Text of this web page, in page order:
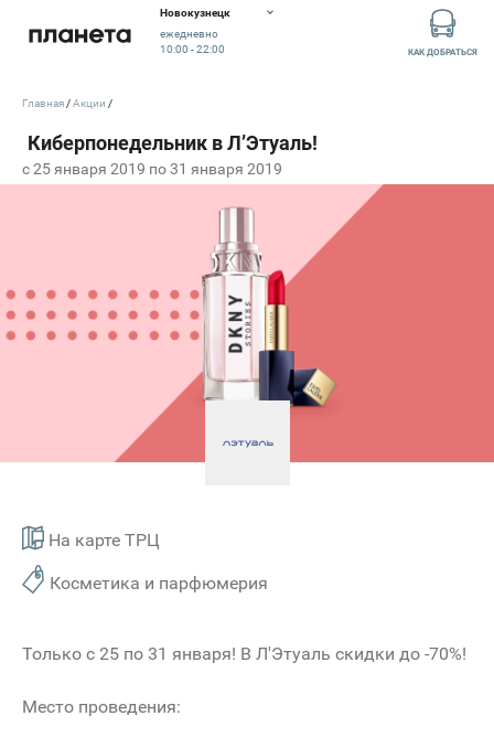
Новокузнецк
ежедневно
10:00 - 22:00
КАК ДОБРАТЬСЯ
c 25 января 2019 по 31 января 2019
На карте ТРЦ
Косметика и парфюмерия
Главная Акции
Только с 25 по 31 января! В Л'Этуаль скидки до -70%!
Место проведения: